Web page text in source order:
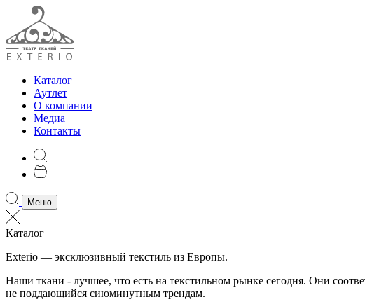
Каталог
Аутлет
О компании
Медиа
Контакты
Меню
Каталог
Exterio — эксклюзивный текстиль из Европы.
Наши ткани - лучшее, что есть на текстильном рынке сегодня. Они
не поддающийся сиюминутным трендам.